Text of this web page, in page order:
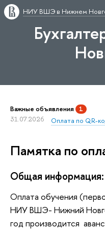
НИУ ВШЭ в Нижнем
Важные объявления 1
31.07.2026 Оплата по QR-
Памятка по
Общая информация:
Оплата обучения
НИУ ВШЭ- Нижний
год производится